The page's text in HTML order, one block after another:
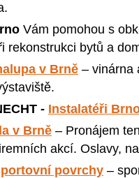
Vám pomohou s
rekonstrukci bytů a
v Brně – vinárna
- Instalatéři
v Brně – Pronájem
akcí. Oslavy,
povrchy –